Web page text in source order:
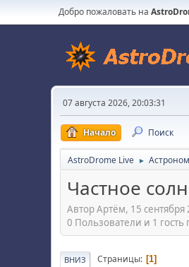
Добро пожаловать на
07 августа 2026, 20:03:31
Начало Поиск
AstroDrome Live ►
Частное
Автор Артём, 15
0 Пользователи и 1 гость
ВНИЗ Страницы 1